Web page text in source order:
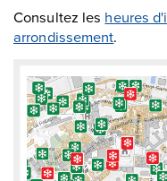
Consultez les heures
arrondissement.